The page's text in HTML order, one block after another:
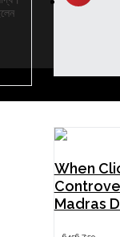
When
Madras